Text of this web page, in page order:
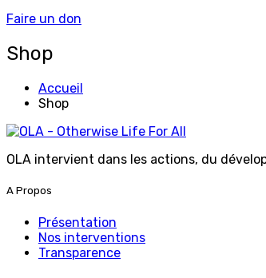
Faire un don
Shop
Accueil
Shop
OLA intervient dans les actions, du
A Propos
Présentation
Nos interventions
Transparence